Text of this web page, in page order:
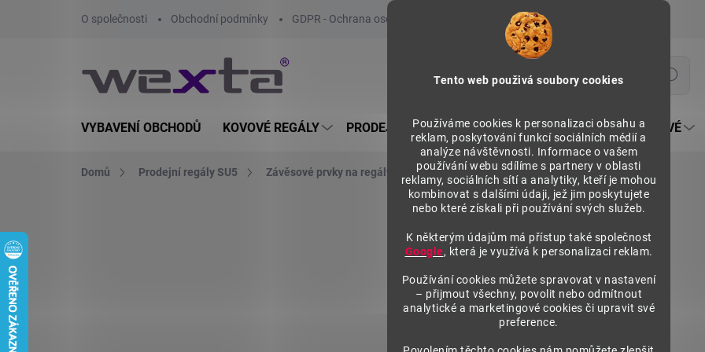
Tento web použivá soubory cookies
Používáme cookies k personalizaci obsahu a
reklam, poskytování funkcí sociálních médií a
analýze návštěvnosti. Informace o vašem
používání webu sdílíme s partnery v oblasti
reklamy, sociálních sítí a analytiky, kteří je mohou
kombinovat s dalšími údaji, jež jim poskytujete
nebo které získali při používání svých služeb.
K některým údajům má přístup také společnost
Google, která je využívá k personalizaci reklam.
Používání cookies můžete spravovat v nastavení
– přijmout všechny, povolit nebo odmítnout
analytické a marketingové cookies či upravit své
preference.
O společnosti Obchodní podmínky GDPR - Ochrana osobních údajů Prohlášení o používání COOKIES
Hledat
VYBAVENÍ OBCHODŮ KOVOVÉ REGÁLY PRODEJNÍ REGÁLY SU5 PULTY PRODEJNÍ SEKTOROVÉ
Domů Prodejní regály SU5 Závěsové prvky na regály Závěsové rámy Závěsový rám 1000x500 mm